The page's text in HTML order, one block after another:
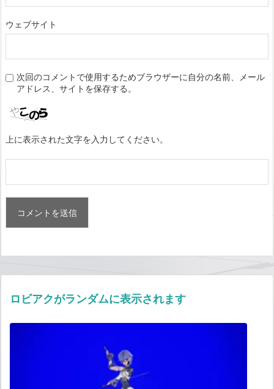
ウェブサイト
次回のコメントで使用するためブラウザーに自分の名前、メール
アドレス、サイトを保存する。
上に表示された文字を入力してください。
ロビアクがランダムに表示されます